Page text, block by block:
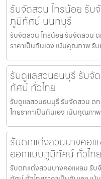
รับจัดสวน ไทรน้อย รั
ภูมิทัศน์ นนทบุรี
รับจัดสวน ไทรน้อย รับจัดสวน
ราคาเป็นกันเอง เน้นคุณภาพ รั
รับดูแลสวนธนบุรี รับจั
ทัศน์ ทั่วไทย
รับดูแลสวนธนบุรี รับจัดสวน
ไทยราคาเป็นกันเอง เน้นคุณภ
รับตกแต่งสวนบางคอ
ออกแบบภูมิทัศน์ ทั่วไทย
รับตกแต่งสวนบางคอแหลม รั